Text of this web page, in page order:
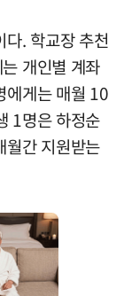
. 학교장 추천
개인별 계좌
에게는 매월 10
1명은 하정순
간 지원받는